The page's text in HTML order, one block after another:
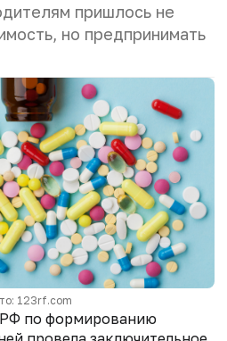
пришлось не
но предпринимать
123rf.com
по формированию